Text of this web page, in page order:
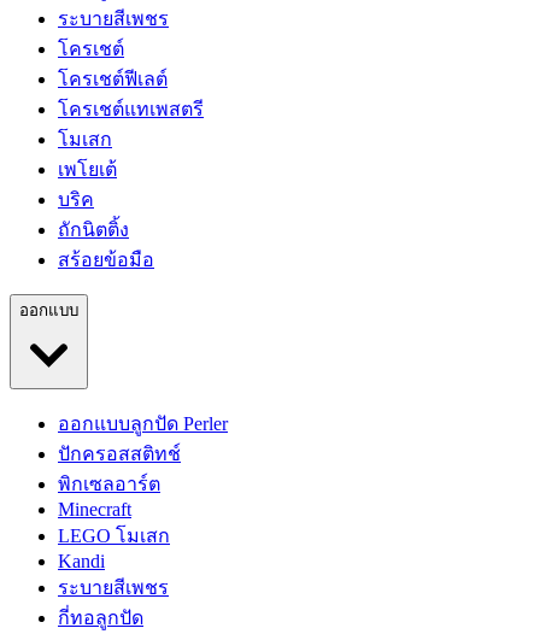
ระบายสีเพชร
โครเชต์
โครเชต์ฟีเลต์
โครเชต์แทเพสตรี
โมเสก
เพโยเต้
บริค
ถักนิตติ้ง
สร้อยข้อมือ
ออกแบบ
ออกแบบลูกปัด Perler
ปักครอสสติทช์
พิกเซลอาร์ต
Minecraft
LEGO โมเสก
Kandi
ระบายสีเพชร
กี่ทอลูกปัด